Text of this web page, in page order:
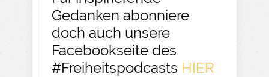
Gedanken abonniere
doch auch unsere
Facebookseite des
#Freiheitspodcasts HIER